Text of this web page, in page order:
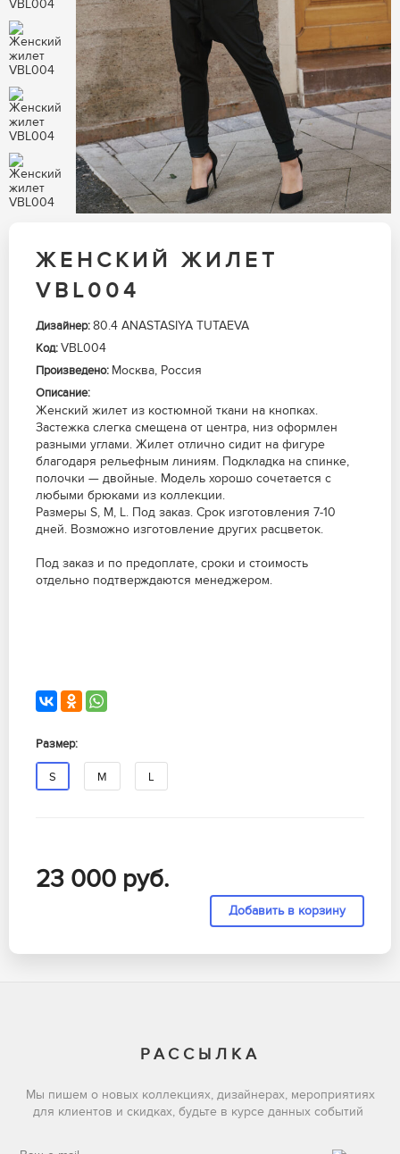
ЖЕНСКИЙ ЖИЛЕТ
VBL004
Дизайнер:80.4 ANASTASIYA TUTAEVA
Код:VBL004
Произведено: Москва, Россия
Описание:
Женский жилет из костюмной ткани на кнопках.
Застежка слегка смещена от центра, низ оформлен
разными углами. Жилет отлично сидит на фигуре
благодаря рельефным линиям. Подкладка на спинке,
полочки — двойные. Модель хорошо сочетается с
любыми брюками из коллекции.
Размеры S, M, L. Под заказ. Срок изготовления 7-10
дней. Возможно изготовление других расцветок.
Под заказ и по предоплате, сроки и стоимость
отдельно подтверждаются менеджером.
Размер:
S M L
23 000 руб.
РАССЫЛКА
Мы пишем о новых коллекциях, дизайнерах, мероприятиях
для клиентов и скидках, будьте в курсе данных событий